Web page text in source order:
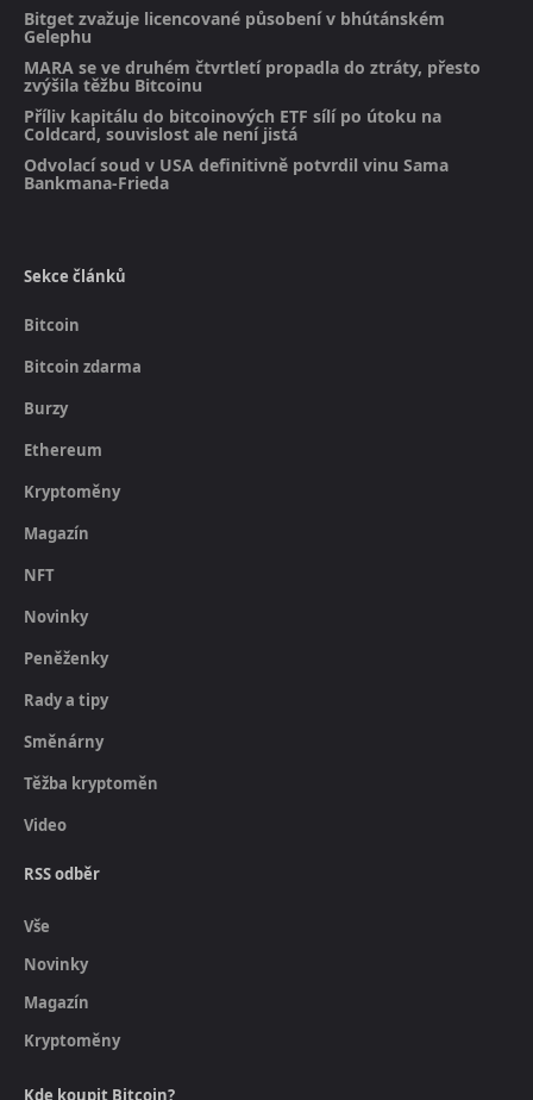
Bitget zvažuje licencované působení v bhútánském
Gelephu
MARA se ve druhém čtvrtletí propadla do ztráty, přesto
zvýšila těžbu Bitcoinu
Příliv kapitálu do bitcoinových ETF sílí po útoku na
Coldcard, souvislost ale není jistá
Odvolací soud v USA definitivně potvrdil vinu Sama
Bankmana-Frieda
Sekce článků
Bitcoin
Bitcoin zdarma
Burzy
Ethereum
Kryptoměny
Magazín
NFT
Novinky
Peněženky
Rady a tipy
Směnárny
Těžba kryptoměn
Video
RSS odběr
Vše
Novinky
Magazín
Kryptoměny
Kde koupit Bitcoin?